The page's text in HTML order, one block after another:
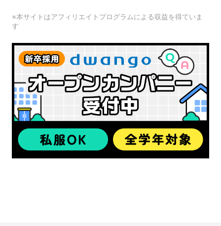
※本サイトはアフィリエイトプログラムによる収益を得ていま
す